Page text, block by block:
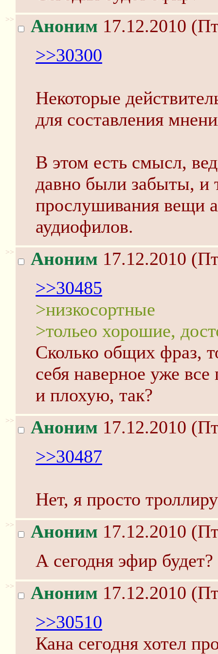
>> Аноним 17.12.2010
>>30300
Некоторые
для составления
В этом есть смысл,
давно были забыты, и
прослушивания вещи
аудиофилов.
>> Аноним 17.12.2010
>>30485
>низкосортные
>тольео хорошие,
Cколько общих фраз,
себя наверное уже
и плохую, так?
>> Аноним 17.12.2010
>>30487
Нет, я просто
>> Аноним 17.12.2010
А сегодня эфир будет?
>> Аноним 17.12.2010
>>30510
Кана сегодня хотел